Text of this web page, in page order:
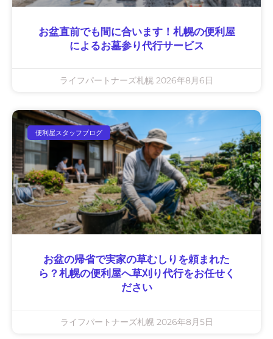
お盆直前でも間に合います！札幌の便利屋
によるお墓参り代行サービス
ライフパートナーズ札幌 2026年8月6日
便利屋スタッフブログ
お盆の帰省で実家の草むしりを頼まれた
ら？札幌の便利屋へ草刈り代行をお任せく
ださい
ライフパートナーズ札幌 2026年8月5日